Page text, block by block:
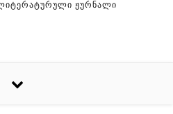
ჟურნალი